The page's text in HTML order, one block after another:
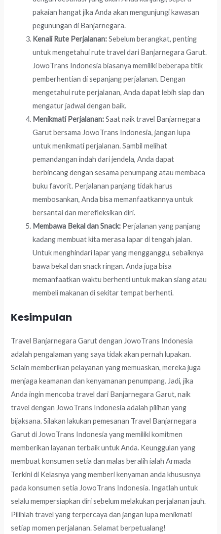
pakaian hangat jika Anda akan mengunjungi kawasan
pegunungan di Banjarnegara.
Kenali Rute Perjalanan:Sebelum berangkat, penting
untuk mengetahui rute travel dari Banjarnegara Garut.
JowoTrans Indonesia biasanya memiliki beberapa titik
pemberhentian di sepanjang perjalanan. Dengan
mengetahui rute perjalanan, Anda dapat lebih siap dan
mengatur jadwal dengan baik.
Menikmati Perjalanan:Saat naik travel Banjarnegara
Garut bersama JowoTrans Indonesia, jangan lupa
untuk menikmati perjalanan. Sambil melihat
pemandangan indah dari jendela, Anda dapat
berbincang dengan sesama penumpang atau membaca
buku favorit. Perjalanan panjang tidak harus
membosankan, Anda bisa memanfaatkannya untuk
bersantai dan merefleksikan diri.
Membawa Bekal dan Snack: Perjalanan yang panjang
kadang membuat kita merasa lapar di tengah jalan.
Untuk menghindari lapar yang mengganggu, sebaiknya
bawa bekal dan snack ringan. Anda juga bisa
memanfaatkan waktu berhenti untuk makan siang atau
membeli makanan di sekitar tempat berhenti.
Kesimpulan
Travel Banjarnegara Garut dengan JowoTrans Indonesia
adalah pengalaman yang saya tidak akan pernah lupakan.
Selain memberikan pelayanan yang memuaskan, mereka juga
menjaga keamanan dan kenyamanan penumpang. Jadi, jika
Anda ingin mencoba travel dari Banjarnegara Garut, naik
travel dengan JowoTrans Indonesia adalah pilihan yang
bijaksana. Silakan lakukan pemesanan Travel Banjarnegara
Garut di JowoTrans Indonesia yang memiliki komitmen
memberikan layanan terbaik untuk Anda. Keunggulan yang
membuat konsumen setia dan malas beralih ialah Armada
Terkini di Kelasnya yang memberi kenyaman anda khususnya
pada konsumen setia JowoTrans Indonesia. Ingatlah untuk
selalu mempersiapkan diri sebelum melakukan perjalanan jauh.
Pilihlah travel yang terpercaya dan jangan lupa menikmati
setiap momen perjalanan. Selamat berpetualang!